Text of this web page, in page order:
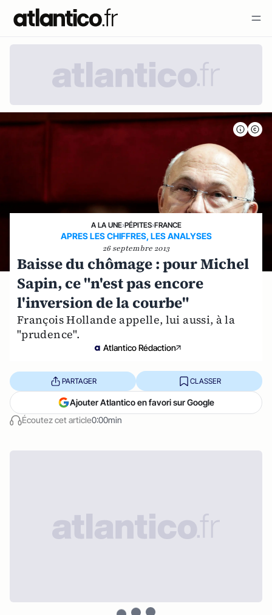
A LA UNE›PÉPITES›FRANCE
APRES LES CHIFFRES, LES ANALYSES
26 septembre 2013
Baisse du chômage : pour Michel
Sapin, ce "n'est pas encore
l'inversion de la courbe"
François Hollande appelle, lui aussi, à la
"prudence".
Atlantico Rédaction
Écoutez cet article0:00min
PARTAGER CLASSER
Ajouter Atlantico en favori sur Google